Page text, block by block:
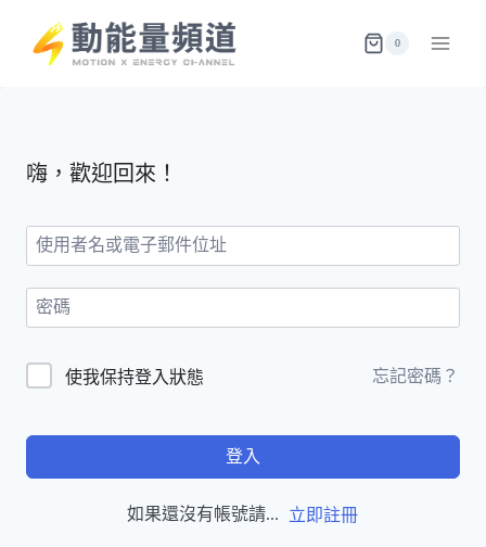
content
0
嗨，歡迎回來！
使我保持登入狀態 忘記密碼？
登入
如果還沒有帳號請... 立即註冊